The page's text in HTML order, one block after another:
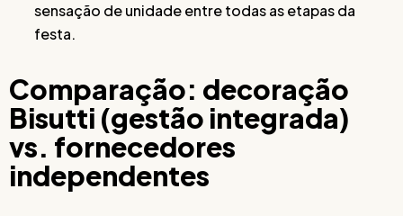
sensação de unidade entre todas as etapas da
festa.
Comparação: decoração
Bisutti (gestão integrada)
vs. fornecedores
independentes